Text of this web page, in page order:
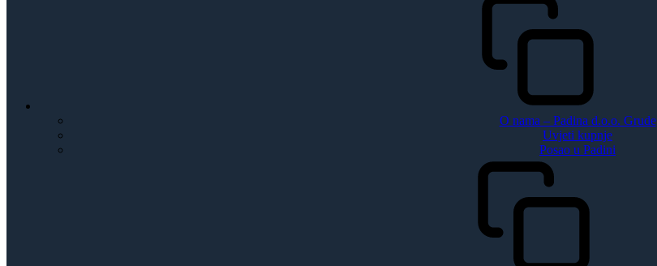
O nama – Padina d.o.o. Grude
Uvjeti kupnje
Posao u Padini